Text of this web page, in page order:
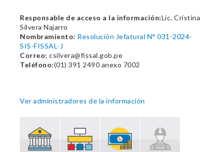
Responsable de acceso a la información:Lic. Cristina
Silvera Najarro
Nombramiento: Resolución Jefatural N° 031-2024-
SIS-FISSAL-J
Correo: csilvera@fissal.gob.pe
Teléfono:(01) 391 2490 anexo 7002
Ver administradores de la información